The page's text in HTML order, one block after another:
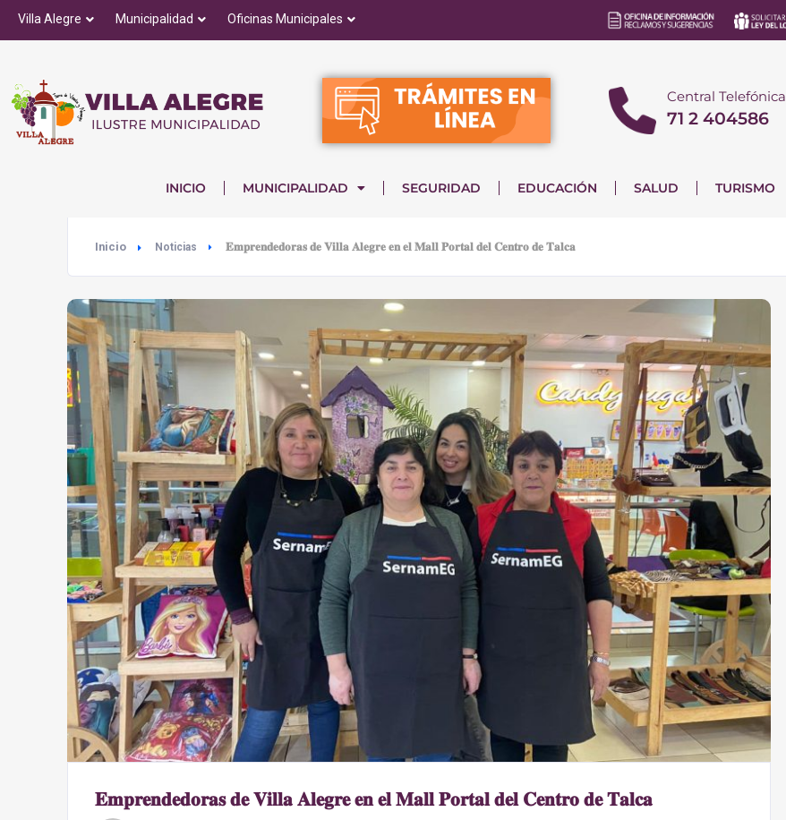
Villa Alegre Municipalidad Oficinas Municipales
Central Telefónica
71 2 404586
INICIO MUNICIPALIDAD SEGURIDAD EDUCACIÓN SALUD TURISMO
Inicio Noticias 𝐄𝐦𝐩𝐫𝐞𝐧𝐝𝐞𝐝𝐨𝐫𝐚𝐬 𝐝𝐞 𝐕𝐢𝐥𝐥𝐚 𝐀𝐥𝐞𝐠𝐫𝐞 𝐞𝐧 𝐞𝐥 𝐌𝐚𝐥𝐥 𝐏𝐨𝐫𝐭𝐚𝐥 𝐝𝐞𝐥 𝐂𝐞𝐧𝐭𝐫𝐨 𝐝𝐞 𝐓𝐚𝐥𝐜𝐚
𝐄𝐦𝐩𝐫𝐞𝐧𝐝𝐞𝐝𝐨𝐫𝐚𝐬 𝐝𝐞 𝐕𝐢𝐥𝐥𝐚 𝐀𝐥𝐞𝐠𝐫𝐞 𝐞𝐧 𝐞𝐥 𝐌𝐚𝐥𝐥 𝐏𝐨𝐫𝐭𝐚𝐥 𝐝𝐞𝐥 𝐂𝐞𝐧𝐭𝐫𝐨 𝐝𝐞 𝐓𝐚𝐥𝐜𝐚